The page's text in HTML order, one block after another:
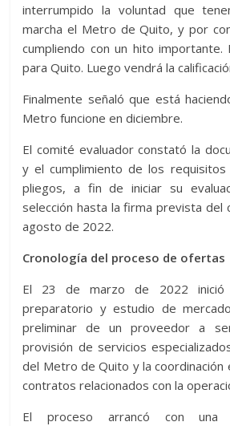
interrumpido la voluntad que
marcha el Metro de Quito, y por
cumpliendo con un hito importante.
para Quito. Luego vendrá la
Finalmente señaló que está
Metro funcione en diciembre.
El comité evaluador constató la
y el cumplimiento de los
pliegos, a fin de iniciar su
selección hasta la firma prevista del
agosto de 2022.
Cronología del proceso de ofertas
El 23 de marzo de 2022 inició
preparatorio y estudio de
preliminar de un proveedor a
provisión de servicios
del Metro de Quito y la coordinación
contratos relacionados con la
El proceso arrancó con